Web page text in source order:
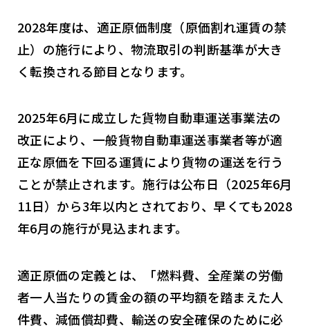
2028年度は、適正原価制度（原価割れ運賃の禁
止）の施行により、物流取引の判断基準が大き
く転換される節目となります。
2025年6月に成立した貨物自動車運送事業法の
改正により、一般貨物自動車運送事業者等が適
正な原価を下回る運賃により貨物の運送を行う
ことが禁止されます。施行は公布日（2025年6月
11日）から3年以内とされており、早くても2028
年6月の施行が見込まれます。
適正原価の定義とは、「燃料費、全産業の労働
者一人当たりの賃金の額の平均額を踏まえた人
件費、減価償却費、輸送の安全確保のために必